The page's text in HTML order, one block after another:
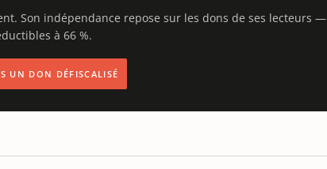
Son indépendance repose sur les dons de ses lecteurs —
à 66 %.
UN DON DÉFISCALISÉ